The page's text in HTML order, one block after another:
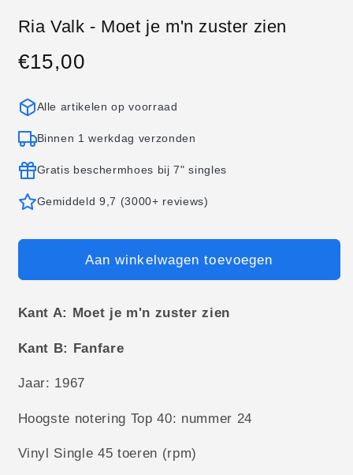
Ria Valk - Moet je m'n zuster zien
Normale
€15,00
Alle artikelen op voorraad
Binnen 1 werkdag verzonden
Gratis beschermhoes bij 7" singles
Gemiddeld 9,7 (3000+ reviews)
Aan winkelwagen toevoegen
Kant A: Moet je m'n zuster zien
Kant B: Fanfare
Jaar: 1967
Hoogste notering Top 40: nummer 24
Vinyl Single 45 toeren (rpm)